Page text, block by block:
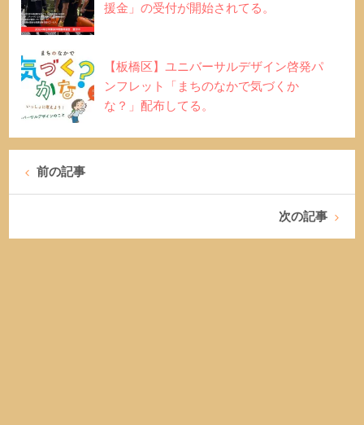
援金」の受付が開始されてる。
【板橋区】ユニバーサルデザイン啓発パ
ンフレット「まちのなかで気づくか
な？」配布してる。
前の記事
次の記事